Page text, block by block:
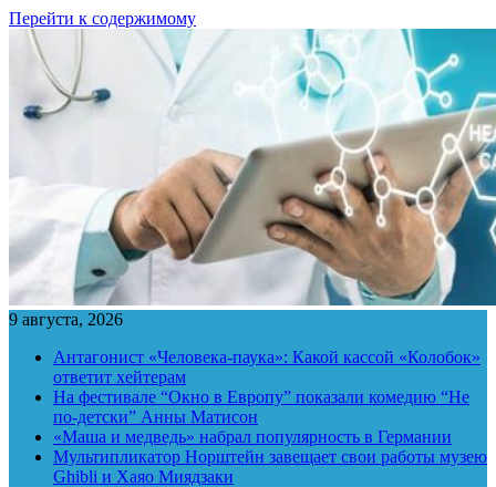
Перейти к содержимому
9 августа, 2026
Антагонист «Человека-паука»: Какой кассой «Колобок»
ответит хейтерам
На фестивале “Окно в Европу” показали комедию “Не
по-детски” Анны Матисон
«Маша и медведь» набрал популярность в Германии
Мультипликатор Норштейн завещает свои работы музею
Ghibli и Хаяо Миядзаки